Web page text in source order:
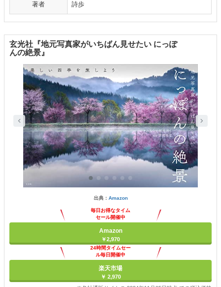
著者 詩歩
玄光社『地元写真家がいちばん見せたい にっぽ
んの絶景』
出典： Amazon
毎日お得なタイム
セール開催中
Amazon
￥2,970
24時間タイムセー
ル毎日開催中
楽天市場
￥ 2,970